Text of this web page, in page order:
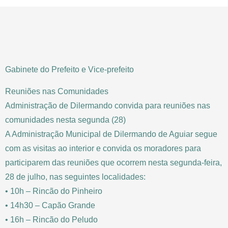
Gabinete do Prefeito e Vice-prefeito
Reuniões nas Comunidades
Administração de Dilermando convida para reuniões nas
comunidades nesta segunda (28)
A Administração Municipal de Dilermando de Aguiar segue
com as visitas ao interior e convida os moradores para
participarem das reuniões que ocorrem nesta segunda-feira,
28 de julho, nas seguintes localidades:
• 10h – Rincão do Pinheiro
• 14h30 – Capão Grande
• 16h – Rincão do Peludo